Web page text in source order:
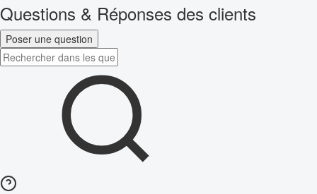
Questions & Réponses des clients
Poser une question